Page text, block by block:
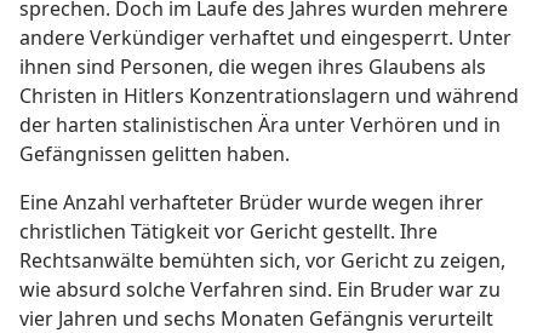
sprechen. Doch im Laufe des Jahres wurden mehrere
andere Verkündiger verhaftet und eingesperrt. Unter
ihnen sind Personen, die wegen ihres Glaubens als
Christen in Hitlers Konzentrationslagern und während
der harten stalinistischen Ära unter Verhören und in
Gefängnissen gelitten haben.
Eine Anzahl verhafteter Brüder wurde wegen ihrer
christlichen Tätigkeit vor Gericht gestellt. Ihre
Rechtsanwälte bemühten sich, vor Gericht zu zeigen,
wie absurd solche Verfahren sind. Ein Bruder war zu
vier Jahren und sechs Monaten Gefängnis verurteilt